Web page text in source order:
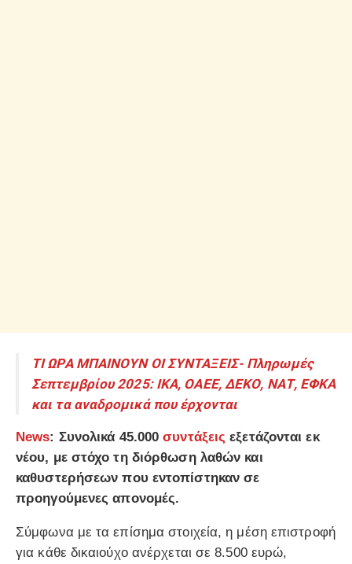
ΤΙ ΩΡΑ ΜΠΑΙΝΟΥΝ ΟΙ ΣΥΝΤΑΞΕΙΣ- Πληρωμές
Σεπτεμβρίου 2025: ΙΚΑ, ΟΑΕΕ, ΔΕΚΟ, ΝΑΤ, ΕΦΚΑ
και τα αναδρομικά που έρχονται
News: Συνολικά 45.000συντάξεις εξετάζονται εκ
νέου, με στόχο τη διόρθωση λαθών και
καθυστερήσεων που εντοπίστηκαν σε
προηγούμενες απονομές.
Σύμφωνα με τα επίσημα στοιχεία, η μέση επιστροφή
για κάθε δικαιούχο ανέρχεται σε 8.500 ευρώ,